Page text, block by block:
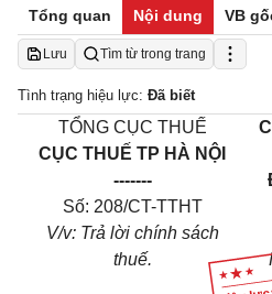
Tổng quan Nội dung VB
Lưu Tìm từ trong trang
Tình trạng hiệu lực: Đã biết
TỔNG CỤC THUẾ
CỤC THUẾ TP HÀ NỘI
-------
Số: 208/CT-TTHT
V/v: Trả lời chính sách
thuế.